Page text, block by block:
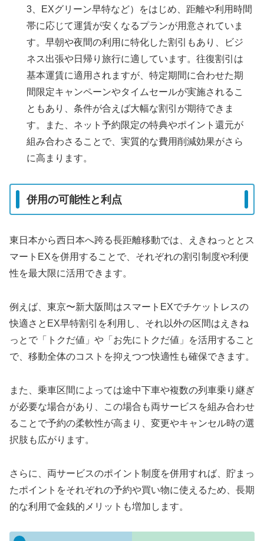
3、EXグリーン早特など）をはじめ、距離や利用時間
帯に応じて運賃が安くなるプランが用意されていま
す。早朝や夜間の利用に特化した割引もあり、ビジ
ネス出張や日帰り旅行に適しています。往復割引は
基本運賃に適用されますが、特定期間に合わせた期
間限定キャンペーンやタイムセールが実施されるこ
ともあり、条件が合えば大幅な割引が期待できま
す。また、ネット予約限定の特典やポイント還元が
組み合わさることで、実質的な費用削減効果がさら
に高まります。
併用の可能性と利点
東日本から西日本へ跨る長距離移動では、えきねっととス
マートEXを併用することで、それぞれの割引制度や利便
性を最大限に活用できます。
例えば、東京〜新大阪間はスマートEXでチケットレスの
快適さとEX早特割引を利用し、それ以外の区間はえきね
っとで「トクだ値」や「お先にトクだ値」を活用すること
で、移動全体のコストを抑えつつ快適性も確保できます。
また、乗車区間によっては途中下車や複数の列車乗り継ぎ
が必要な場合があり、この場合も両サービスを組み合わせ
ることで予約の柔軟性が高まり、変更やキャンセル時の選
択肢も広がります。
さらに、両サービスのポイント制度を併用すれば、貯まっ
たポイントをそれぞれの予約や買い物に使えるため、長期
的な利用で金銭的メリットも増加します。